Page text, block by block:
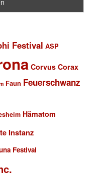
Festival ASP
Corvus Corax
Faun Feuerschwanz
Hämatom
Instanz
Festival